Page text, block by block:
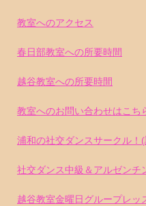
教室へのアクセス
春日部教室への所要時間
越谷教室への所要時間
教室へのお問い合わせはこち
浦和の社交ダンスサークル！(
社交ダンス中級＆アルゼン
越谷教室金曜日グループレッ